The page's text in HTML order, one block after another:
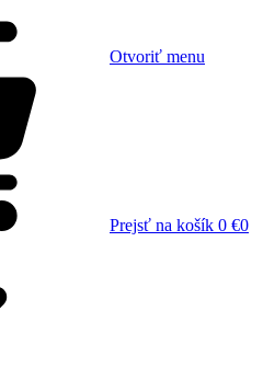
Otvoriť menu
Prejsť na košík 0 €0